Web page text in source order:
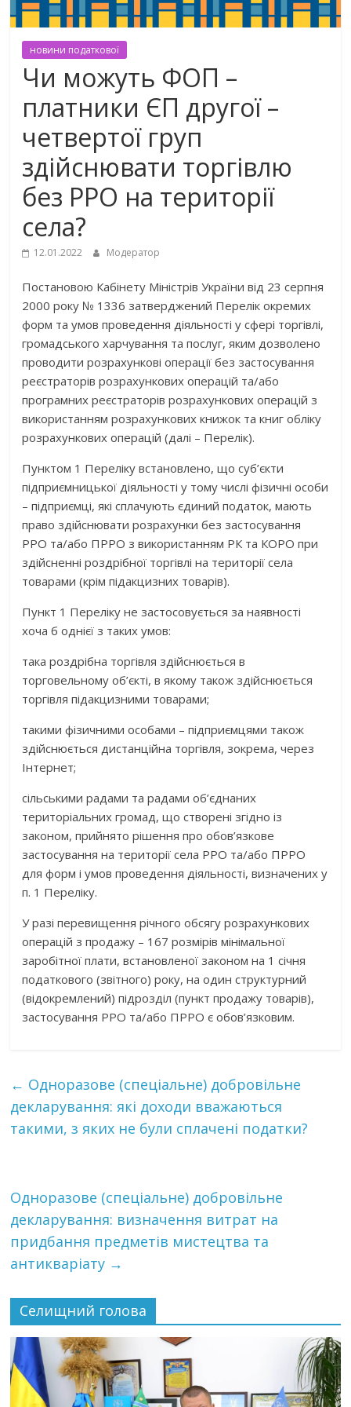
новини податкової
Чи можуть ФОП –
платники ЄП другої –
четвертої груп
здійснювати торгівлю
без РРО на території
села?
12.01.2022 Модератор
Постановою Кабінету Міністрів України від 23 серпня
2000 року № 1336 затверджений Перелік окремих
форм та умов проведення діяльності у сфері торгівлі,
громадського харчування та послуг, яким дозволено
проводити розрахункові операції без застосування
реєстраторів розрахункових операцій та/або
програмних реєстраторів розрахункових операцій з
використанням розрахункових книжок та книг обліку
розрахункових операцій (далі – Перелік).
Пунктом 1 Переліку встановлено, що суб’єкти
підприємницької діяльності у тому числі фізичні особи
– підприємці, які сплачують єдиний податок, мають
право здійснювати розрахунки без застосування
РРО та/або ПРРО з використанням РК та КОРО при
здійсненні роздрібної торгівлі на території села
товарами (крім підакцизних товарів).
Пункт 1 Переліку не застосовується за наявності
хоча б однієї з таких умов:
така роздрібна торгівля здійснюється в
торговельному об’єкті, в якому також здійснюється
торгівля підакцизними товарами;
такими фізичними особами – підприємцями також
здійснюється дистанційна торгівля, зокрема, через
Інтернет;
сільськими радами та радами об’єднаних
територіальних громад, що створені згідно із
законом, прийнято рішення про обов’язкове
застосування на території села РРО та/або ПРРО
для форм і умов проведення діяльності, визначених у
п. 1 Переліку.
У разі перевищення річного обсягу розрахункових
операцій з продажу – 167 розмірів мінімальної
заробітної плати, встановленої законом на 1 січня
податкового (звітного) року, на один структурний
(відокремлений) підрозділ (пункт продажу товарів),
застосування РРО та/або ПРРО є обов’язковим.
← Одноразове (спеціальне) добровільне
декларування: які доходи вважаються
такими, з яких не були сплачені податки?
Одноразове (спеціальне) добровільне
декларування: визначення витрат на
придбання предметів мистецтва та
антикваріату →
Селищний голова